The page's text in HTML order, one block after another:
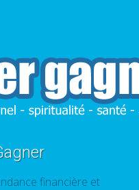
financière et